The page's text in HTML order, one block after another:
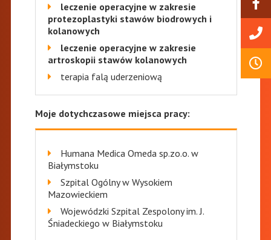
leczenie operacyjne w zakresie
protezoplastyki stawów biodrowych i
kolanowych
leczenie operacyjne w zakresie
artroskopii stawów kolanowych
terapia falą uderzeniową
Moje dotychczasowe miejsca pracy:
Humana Medica Omeda sp.zo.o. w
Białymstoku
Szpital Ogólny w Wysokiem
Mazowieckiem
Wojewódzki Szpital Zespolony im. J.
Śniadeckiego w Białymstoku